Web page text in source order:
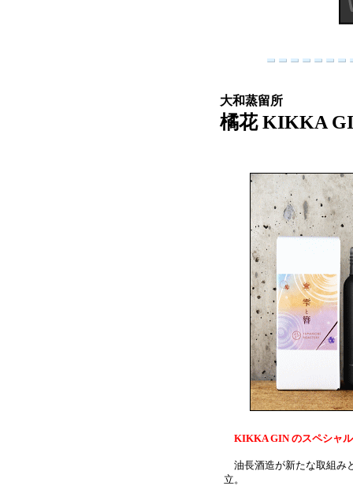
大和蒸留所
橘花 KIKKA
KIKKA GIN のスペシャ
油長酒造が新たな取組み
立。